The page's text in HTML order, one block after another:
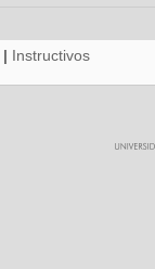
| Instructivos